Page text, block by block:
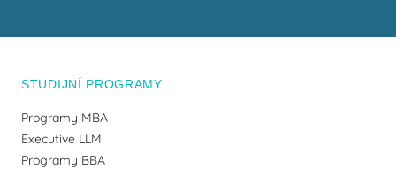
STUDIJNÍ PROGRAMY
Programy MBA
Executive LLM
Programy BBA